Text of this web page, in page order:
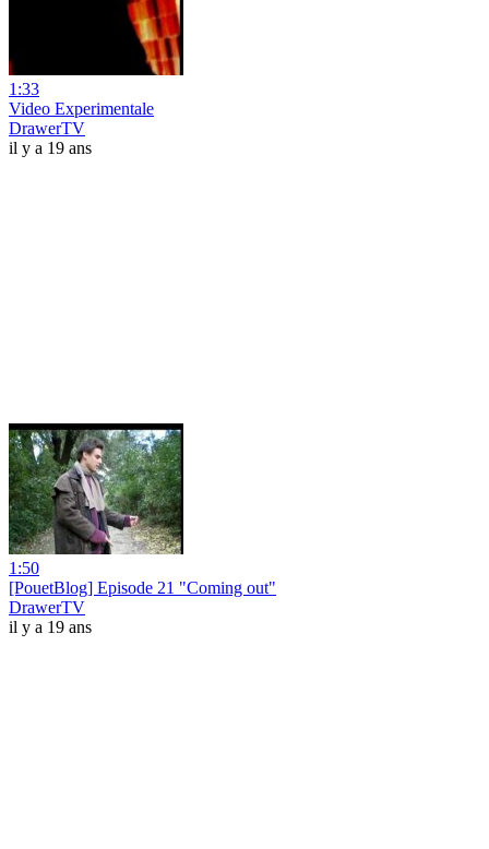
1:33
Video Experimentale
DrawerTV
il y a 19 ans
1:50
[PouetBlog] Episode 21 "Coming out"
DrawerTV
il y a 19 ans